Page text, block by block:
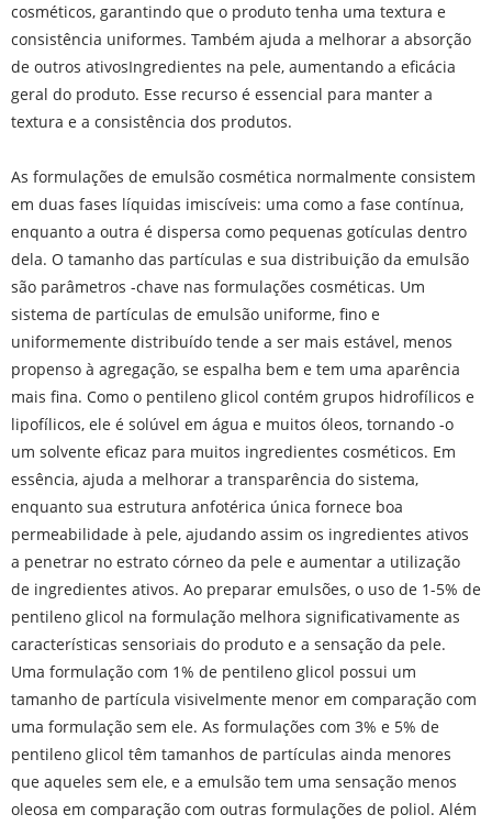
cosméticos, garantindo que o produto tenha uma textura e
consistência uniformes. Também ajuda a melhorar a absorção
de outros ativosIngredientes na pele, aumentando a eficácia
geral do produto. Esse recurso é essencial para manter a
textura e a consistência dos produtos.
As formulações de emulsão cosmética normalmente consistem
em duas fases líquidas imiscíveis: uma como a fase contínua,
enquanto a outra é dispersa como pequenas gotículas dentro
dela. O tamanho das partículas e sua distribuição da emulsão
são parâmetros -chave nas formulações cosméticas. Um
sistema de partículas de emulsão uniforme, fino e
uniformemente distribuído tende a ser mais estável, menos
propenso à agregação, se espalha bem e tem uma aparência
mais fina. Como o pentileno glicol contém grupos hidrofílicos e
lipofílicos, ele é solúvel em água e muitos óleos, tornando -o
um solvente eficaz para muitos ingredientes cosméticos. Em
essência, ajuda a melhorar a transparência do sistema,
enquanto sua estrutura anfotérica única fornece boa
permeabilidade à pele, ajudando assim os ingredientes ativos
a penetrar no estrato córneo da pele e aumentar a utilização
de ingredientes ativos. Ao preparar emulsões, o uso de 1-5% de
pentileno glicol na formulação melhora significativamente as
características sensoriais do produto e a sensação da pele.
Uma formulação com 1% de pentileno glicol possui um
tamanho de partícula visivelmente menor em comparação com
uma formulação sem ele. As formulações com 3% e 5% de
pentileno glicol têm tamanhos de partículas ainda menores
que aqueles sem ele, e a emulsão tem uma sensação menos
oleosa em comparação com outras formulações de poliol. Além